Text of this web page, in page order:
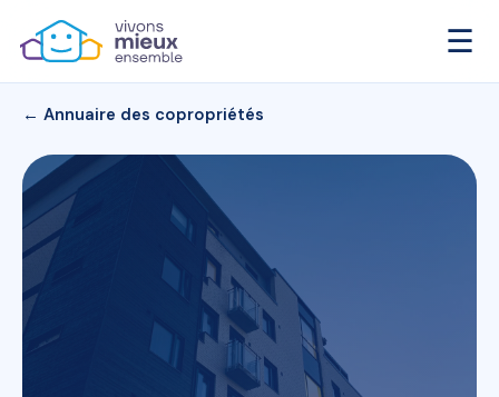
☰
← Annuaire des copropriétés